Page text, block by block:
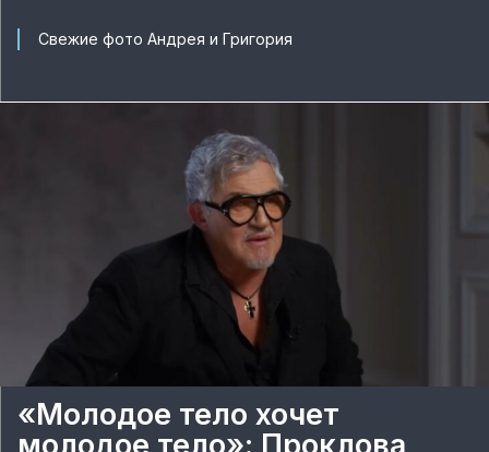
Свежие фото Андрея и Григория
«Молодое тело хочет